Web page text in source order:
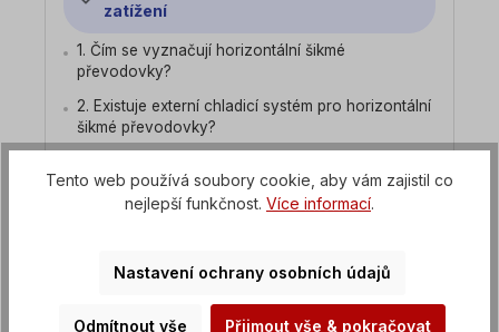
zatížení
1. Čím se vyznačují horizontální šikmé
převodovky?
2. Existuje externí chladicí systém pro horizontální
šikmé převodovky?
převodovky?
Tento web používá soubory cookie, aby vám zajistil co
nejlepší funkčnost. Více informací.
Nastavení ochrany osobních údajů
Odmítnout vše Přijmout vše & pokračovat